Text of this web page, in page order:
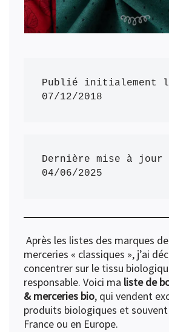
Publié initialement
07/12/2018
Dernière mise à jour
04/06/2025
Après les listes des marques
merceries « classiques », j’ai
concentrer sur le tissu
responsable. Voici ma liste de
& merceries bio, qui vendent
produits biologiques et
France ou en Europe.